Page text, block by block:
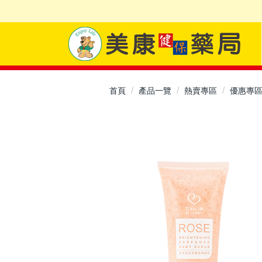
首頁 產品一覽 熱賣專區 優惠專區